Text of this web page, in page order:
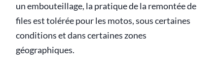
un embouteillage, la pratique de la remontée de
files est tolérée pour les motos, sous certaines
conditions et dans certaines zones
géographiques.